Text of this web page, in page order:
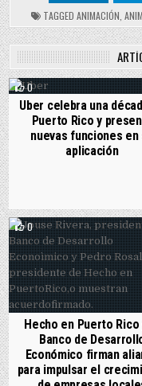
TAGGED ANIMACIÓN
0
Uber celebra una
Puerto Rico y
nuevas funciones en
aplicación
0
Hecho en Puerto Rico
Banco de
Económico firman
para impulsar el